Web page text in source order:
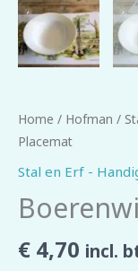
Home / Hofman /
Placemat
Stal en Erf -
€ 4,70 incl.